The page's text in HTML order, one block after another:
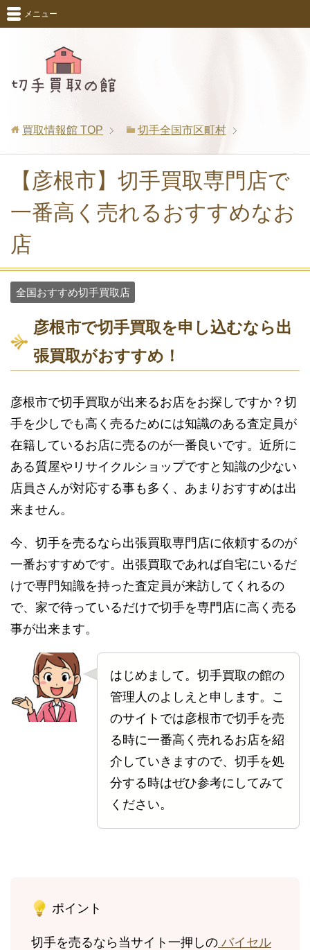
メニュー
買取情報館 TOP 切手全国市区町村
【彦根市】切手買取専門店で
一番高く売れるおすすめなお
店
全国おすすめ切手買取店
彦根市で切手買取を申し込むなら出
張買取がおすすめ！
彦根市で切手買取が出来るお店をお探しですか？切
手を少しでも高く売るためには知識のある査定員が
在籍しているお店に売るのが一番良いです。近所に
ある質屋やリサイクルショップですと知識の少ない
店員さんが対応する事も多く、あまりおすすめは出
来ません。
今、切手を売るなら出張買取専門店に依頼するのが
一番おすすめです。出張買取であれば自宅にいるだ
けで専門知識を持った査定員が来訪してくれるの
で、家で待っているだけで切手を専門店に高く売る
事が出来ます。
はじめまして。切手買取の館の
管理人のよしえと申します。こ
のサイトでは彦根市で切手を売
る時に一番高く売れるお店を紹
介していきますので、切手を処
分する時はぜひ参考にしてみて
ください。
ポイント
切手を売るなら当サイト一押しの バイセル